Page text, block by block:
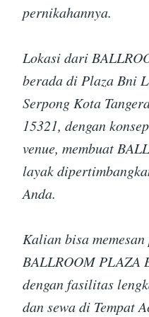
pernikahannya.
Lokasi dari
berada di Plaza Bni
Serpong Kota
15321, dengan
venue, membuat
layak
Anda.
Kalian bisa
BALLROOM PLAZA
dengan fasilitas
dan sewa di Tempat